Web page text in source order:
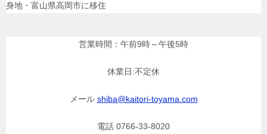
身地・富山県高岡市に移住
営業時間：午前9時～午後5時
休業日:不定休
メール shiba@kaitori-toyama.com
電話 0766-33-8020